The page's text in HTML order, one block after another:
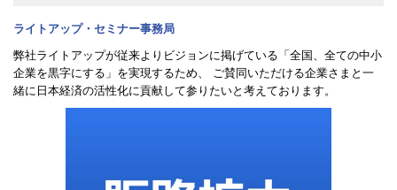
ライトアップ・セミナー事務局
弊社ライトアップが従来よりビジョンに掲げている「全国、全ての中小
企業を黒字にする」を実現するため、 ご賛同いただける企業さまと一
緒に日本経済の活性化に貢献して参りたいと考えております。